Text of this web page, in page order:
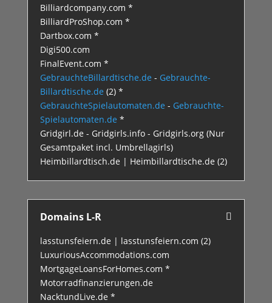
Billiardcompany.com *
BilliardProShop.com *
Dartbox.com *
Digi500.com
FinalEvent.com *
GebrauchteBillardtische.de - Gebrauchte-
Billardtische.de (2) *
GebrauchteSpielautomaten.de - Gebrauchte-
Spielautomaten.de *
Gridgirl.de - Gridgirls.info - Gridgirls.org (Nur
Gesamtpaket incl. Umbrellagirls)
Heimbillardtisch.de | Heimbillardtische.de (2)
Domains L-R
lasstunsfeiern.de | lasstunsfeiern.com (2)
LuxuriousAccommodations.com
MortgageLoansForHomes.com *
Motorradfinanzierungen.de
NacktundLive.de *